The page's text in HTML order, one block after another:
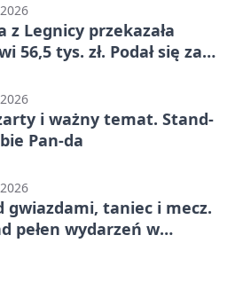
z Legnicy przekazała
56,5 tys. zł. Podał się za
i ważny temat. Stand-
Pan-da
gwiazdami, taniec i mecz.
pełen wydarzeń w